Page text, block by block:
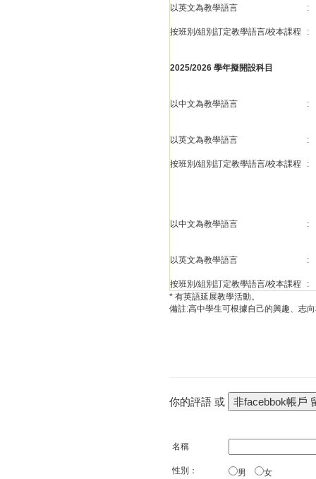
以英文為教學語言 :
按班別/組別訂定教學語言/校本課程 :
2025/2026 學年擬開設科目
以中文為教學語言 :
以英文為教學語言 :
按班別/組別訂定教學語言/校本課程 :
以中文為教學語言 :
以英文為教學語言 :
按班別/組別訂定教學語言/校本課程
:
* 有英語延展教學活動。
備註:高中學生可根據自己的興趣、志
你的評語 或
名稱
性別： 男 女